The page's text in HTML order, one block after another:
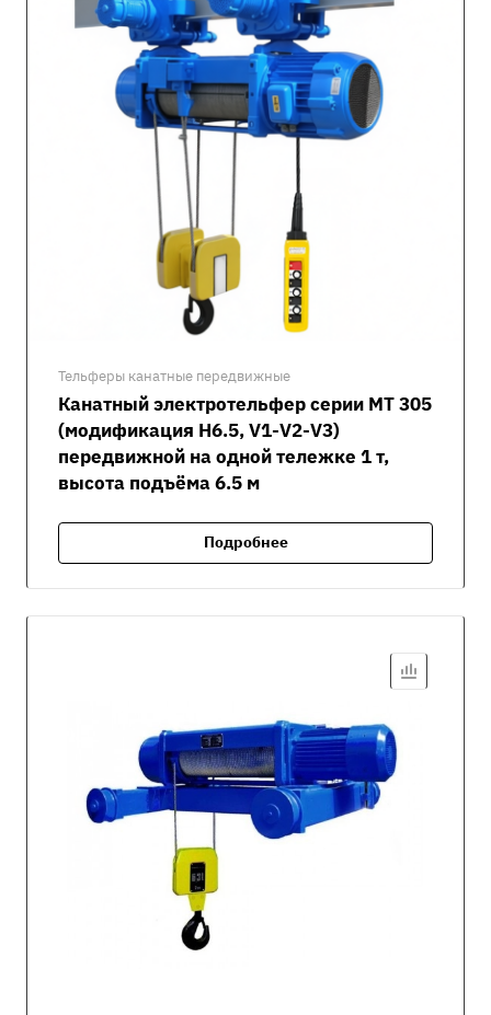
Тельферы канатные передвижные
Канатный электротельфер серии MT 305
(модификация H6.5, V1-V2-V3)
передвижной на одной тележке 1 т,
высота подъёма 6.5 м
Подробнее